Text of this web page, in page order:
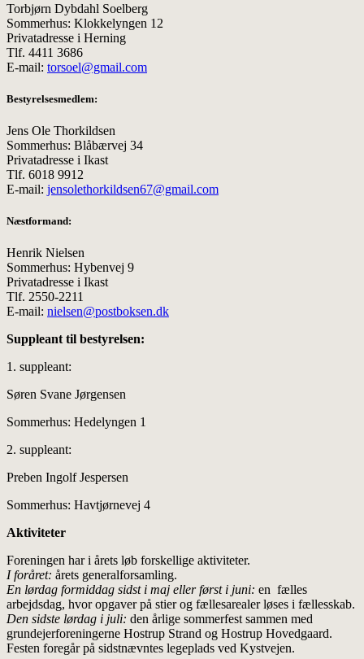
Torbjørn Dybdahl Soelberg
Sommerhus: Klokkelyngen 12
Privatadresse i Herning
Tlf. 4411 3686
E-mail: torsoel@gmail.com
Bestyrelsesmedlem:
Jens Ole Thorkildsen
Sommerhus: Blåbærvej 34
Privatadresse i Ikast
Tlf. 6018 9912
E-mail: jensolethorkildsen67@gmail.com
Næstformand:
Henrik Nielsen
Sommerhus: Hybenvej 9
Privatadresse i Ikast
Tlf. 2550-2211
E-mail: nielsen@postboksen.dk
Suppleant til bestyrelsen:
1. suppleant:
Søren Svane Jørgensen
Sommerhus: Hedelyngen 1
2. suppleant:
Preben Ingolf Jespersen
Sommerhus: Havtjørnevej 4
Aktiviteter
Foreningen har i årets løb forskellige aktiviteter.
I foråret: årets generalforsamling.
En lørdag formiddag sidst i maj eller først i juni: en fælles
arbejdsdag, hvor opgaver på stier og fællesarealer løses i fællesskab.
Den sidste lørdag i juli: den årlige sommerfest sammen med
grundejerforeningerne Hostrup Strand og Hostrup Hovedgaard.
Festen foregår på sidstnævntes legeplads ved Kystvejen.